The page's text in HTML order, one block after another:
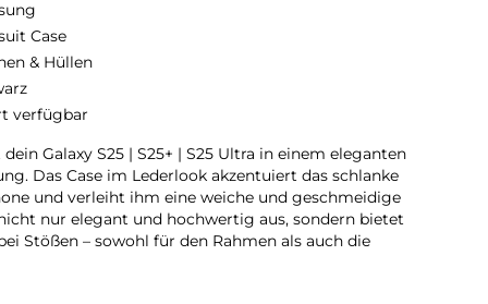
Case
& Hüllen
verfügbar
Galaxy S25 | S25+ | S25 Ultra in einem eleganten
Das Case im Lederlook akzentuiert das schlanke
und verleiht ihm eine weiche und geschmeidige
nur elegant und hochwertig aus, sondern bietet
Stößen – sowohl für den Rahmen als auch die